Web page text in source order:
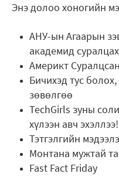
Энэ долоо хоногийн
АНУ-ын Агаарын
академид
Америкт
Бичихэд тус
зөвөлгөө
TechGirls зуны
хүлээн авч эхэллээ!
Тэтгэлгийн
Монтана мужтай
Fast Fact Friday